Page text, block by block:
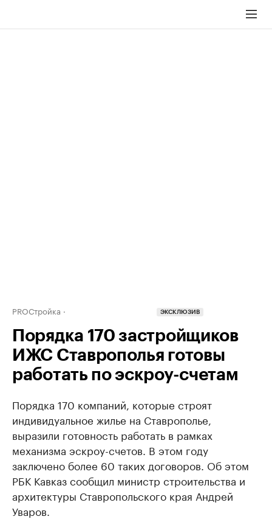
PROСтройка ЭКСКЛЮЗИВ
Порядка 170 застройщиков
ИЖС Ставрополья готовы
работать по эскроу-счетам
Порядка 170 компаний, которые строят
индивидуальное жилье на Ставрополье,
выразили готовность работать в рамках
механизма эскроу-счетов. В этом году
заключено более 60 таких договоров. Об этом
РБК Кавказ сообщил министр строительства и
архитектуры Ставропольского края Андрей
Уваров.